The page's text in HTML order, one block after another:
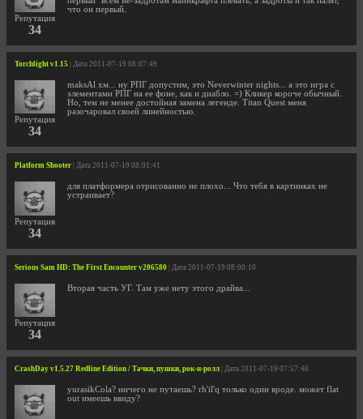
Репутация
34
что он первый.
Torchlight v1.15 | Дата 2011-07-19 08:07:49
Репутация
34
maksAl хм... ну РПГ допустим, это Neverwinter nights... а это игра с
элементами РПГ на ее фоне, как и диабло. =) Кликер короче обычный.
Но, тем не менее достойная замена легенде. Titan Quest меня
разочаровал своей линейностью.
Platform Shooter | Дата 2011-07-19 08:01:41
Репутация
34
для платформера отрисованно не плохо... Что тебя в картинках не
устраивает?
Serious Sam HD: The First Encounter v206580 | Дата 2011-07-19 08:00:10
Репутация
34
Вторая часть УГ. Там уже нету этого драйва...
CrashDay v1.5.27 Redline Edition / Тачки, пушки, рок-н-ролл | Дата 2011-07-19 07:57:48
yurasikCola? ничего не путаешь? rh'il'q только один вроде. может flat
out имеешь ввиду?